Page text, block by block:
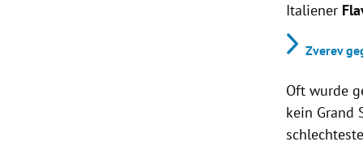
Italiener
Zverev
Oft wurde
kein Grand